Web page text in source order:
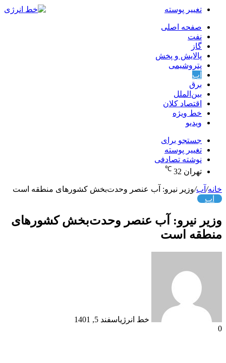
تغییر پوسته
صفحه اصلی
نفت
گاز
پالایش و پخش
پتروشیمی
آب
برق
بین‌الملل
اقتصاد کلان
خط ویژه
ویدیو
جستجو برای
تغییر پوسته
نوشته تصادفی
تهران 32
℃
خانه/ آب/وزیر نیرو: آب عنصر وحدت‌بخش کشورهای منطقه است
آب
وزیر نیرو: آب عنصر وحدت‌بخش کشورهای
منطقه است
خط انرژیاسفند 5, 1401
0